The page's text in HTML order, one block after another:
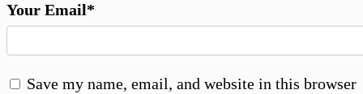
Your Email*
Save my name, email, and website in this browser